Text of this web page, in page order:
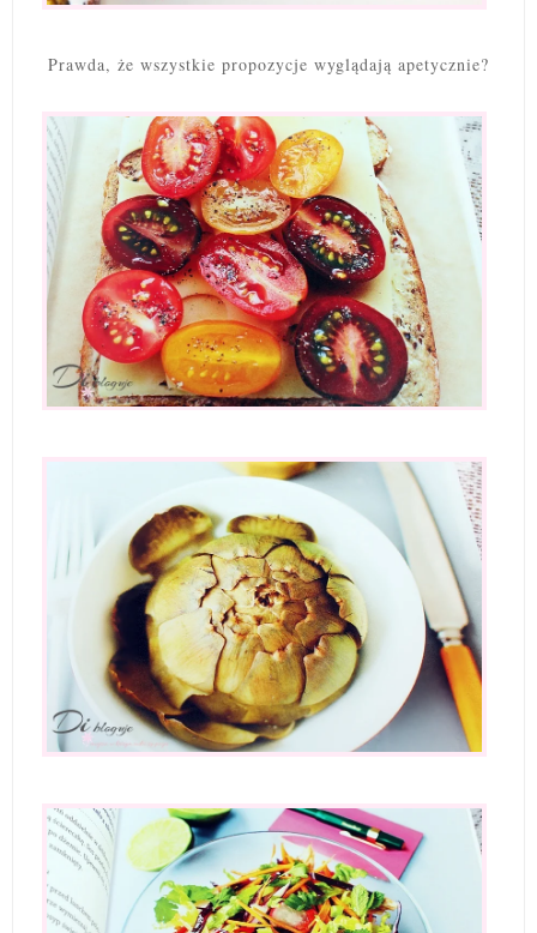
Prawda, że wszystkie propozycje wyglądają apetycznie?